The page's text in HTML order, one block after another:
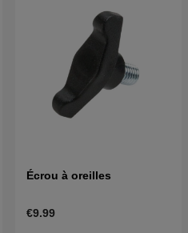
Écrou à oreilles
€9.99